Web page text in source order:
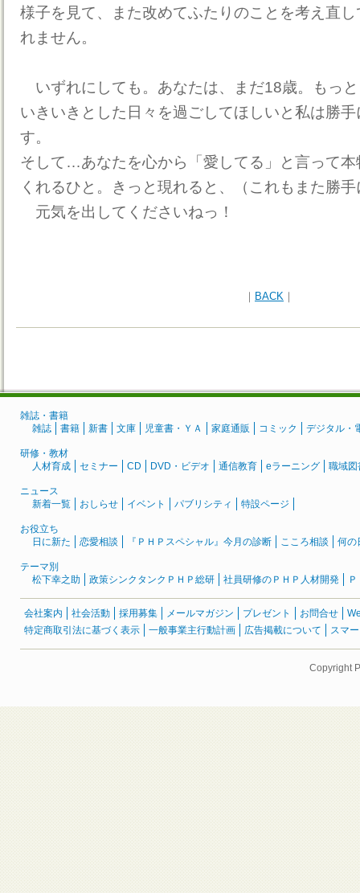
様子を見て、また改めてふたりのことを考え直
れません。
いずれにしても。あなたは、まだ18歳。もっ
いきいきとした日々を過ごしてほしいと私は勝
す。
そして…あなたを心から「愛してる」と言って
くれるひと。きっと現れると、（これもまた勝
元気を出してくださいねっ！
｜ BACK ｜
雑誌・書籍
雑誌
書籍 新書 文庫 児童書・ＹＡ 家庭通販 コミック デジタル・
研修・教材
人材育成
セミナー CD DVD・ビデオ 通信教育 eラーニング 職域図
ニュース
新着一覧
おしらせ イベント パブリシティ 特設ページ
お役立ち
日に新た
恋愛相談 『ＰＨＰスペシャル』今月の診断 こころ相談 何の
テーマ別
松下幸之助
政策シンクタンクＰＨＰ総研 社員研修のＰＨＰ人材開発
会社案内 社会活動 採用募集 メールマガジン プレゼント お問合せ
特定商取引法に基づく表示
一般事業主行動計画 広告掲載について スマ
Copyright